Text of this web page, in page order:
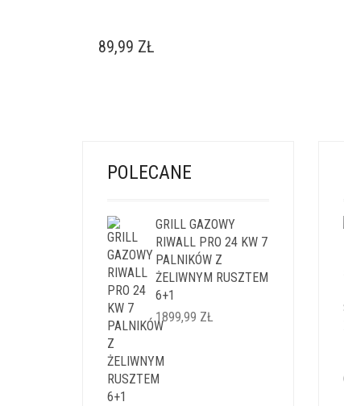
89,99 ZŁ
POLECANE
GRILL GAZOWY
RIWALL PRO 24 KW 7
PALNIKÓW Z
ŻELIWNYM RUSZTEM
6+1
1899,99 ZŁ